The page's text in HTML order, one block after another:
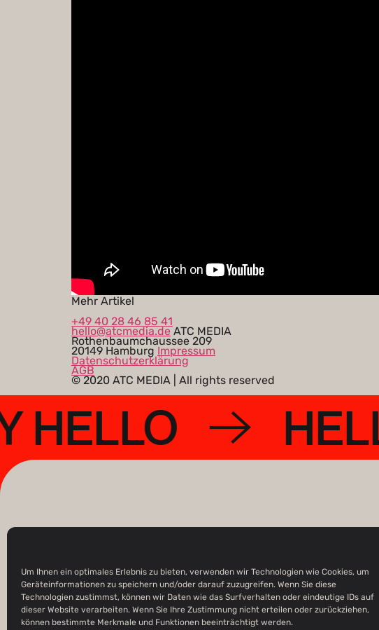
Um Ihnen ein optimales Erlebnis zu bieten, verwenden wir Technologien wie Cookies, um
Geräteinformationen zu speichern und/oder darauf zuzugreifen. Wenn Sie diese
Technologien zustimmst, können wir Daten wie das Surfverhalten oder eindeutige IDs auf
dieser Website verarbeiten. Wenn Sie Ihre Zustimmung nicht erteilen oder zurückziehen,
können bestimmte Merkmale und Funktionen beeinträchtigt werden.
Mehr Artikel
+49 40 28 46 85 41
hello@atcmedia.deATC MEDIA
Rothenbaumchaussee 209
20149 Hamburg Impressum
Datenschutzerklärung
AGB
© 2020 ATC MEDIA | All rights reserved
HELLO
home
agentur
cases
impressum
datenschutz
agb